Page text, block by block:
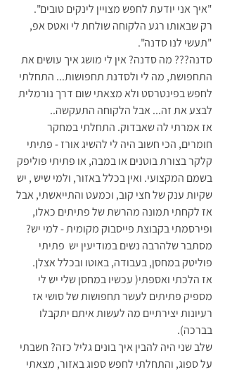
"איך אני יודעת לחפש מצויין לינקים טובים".
רק שבאותו רגע הלקוחה שולחת לי ואטס אפ,
"תעשי לנו סדנה".
סדנה??? מה סדנה? אין לי מושג איך עושים את
התחפושת, מה לי ולסדנת תחפושות... התחלתי
לחפש בפינטרסט ולא מצאתי שום דרך נורמלית
לבצע את זה... אבל הלקוחה התעקשה..
אז אמרתי לה שאבדוק. התחלתי במחקר
חומרים, הכי חשוב היה לי להשיג אורז - פתיתי
קלקר בצורת בוטנים או במבה, או פתיתי פוליפק
בשמם המקצועי. ואין בכלל באזור, ולמי שיש , יש
שקיות ענק של חצי קוב, וכמעט והתייאשתי, אבל
אז לקחתי תמונה מהרשת של פתיתים כאלו,
ופירסמתי בקבוצת פייסבוק מקומית - למי יש?
מסתבר שלהרבה נשים במודיעין יש  פתיתי
פוליטק במחסן, בעבודה, באוטו ובכלל אצלן.
אז הלכתי ואספתי( עכשיו במחסן שלי יש לי
מספיק פתיתים לעשר תחפושות של סושי אז
רעיונות יצירתיים מה לעשות איתם יתקבלו
בברכה).
שלב שני היה להבין איך בונים גליל כזה? חשבתי
על ספוג, והתחלתי לחפש ספוג באזור, מצאתי